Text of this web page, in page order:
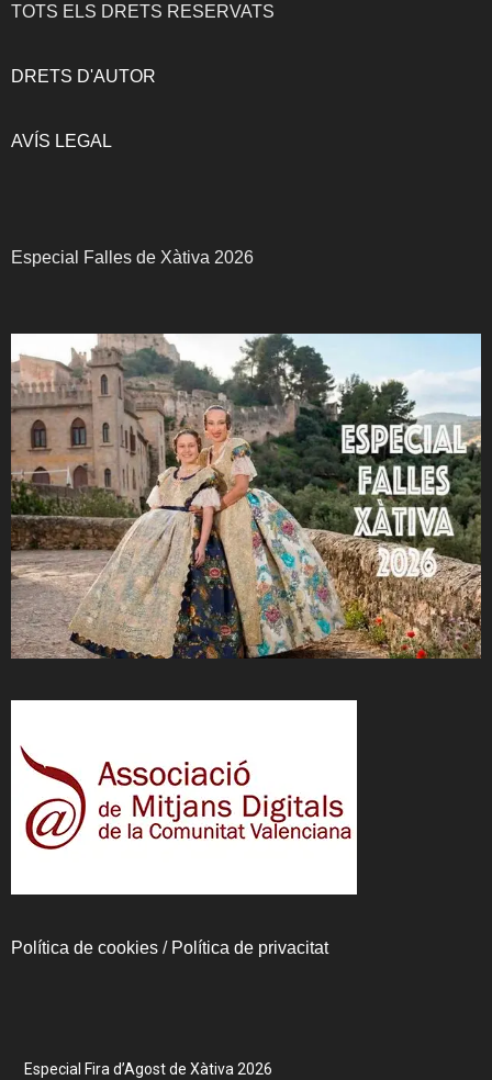
TOTS ELS DRETS RESERVATS
DRETS D'AUTOR
AVÍS LEGAL
Especial Falles de Xàtiva 2026
Política de cookies / Política de privacitat
Especial Fira d’Agost de Xàtiva 2026